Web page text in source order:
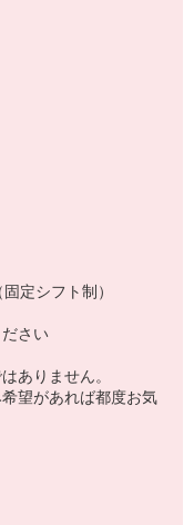
定シフト制）
さい
ありません。
望があれば都度お気